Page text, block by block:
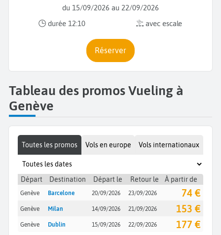
du 15/09/2026 au 22/09/2026
durée 12:10
avec escale
Réserver
Tableau des promos Vueling à
Genève
Toutes les promos Vols en europe Vols internationaux
Départ Destination Départ le Retour le À partir de
Genève Barcelone 20/09/2026 23/09/2026 74 €
Genève Milan 14/09/2026 21/09/2026 153 €
Genève Dublin 15/09/2026 22/09/2026 177 €